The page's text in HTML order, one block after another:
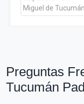
Preguntas
Tucumán